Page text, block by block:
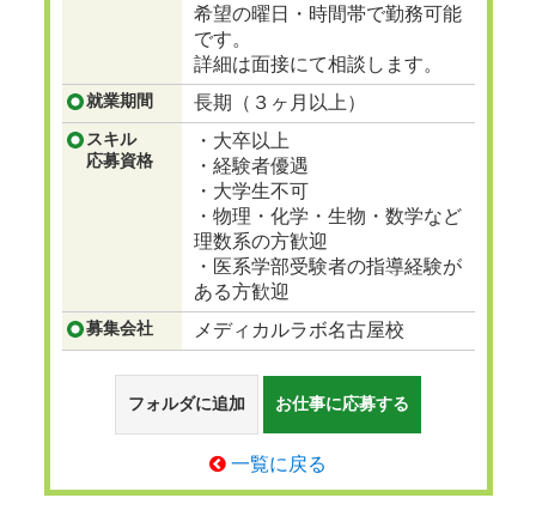
希望の曜日・時間帯で勤務可能
です。
詳細は面接にて相談します。
就業期間 長期（３ヶ月以上）
スキル
応募資格
・大卒以上
・経験者優遇
・大学生不可
・物理・化学・生物・数学など
理数系の方歓迎
・医系学部受験者の指導経験が
ある方歓迎
募集会社 メディカルラボ名古屋校
フォルダに追加 お仕事に応募する
一覧に戻る